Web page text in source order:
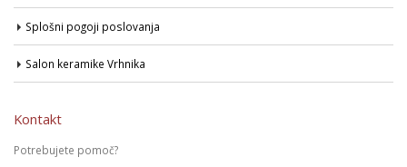
Splošni pogoji poslovanja
Salon keramike Vrhnika
Kontakt
Potrebujete pomoč?